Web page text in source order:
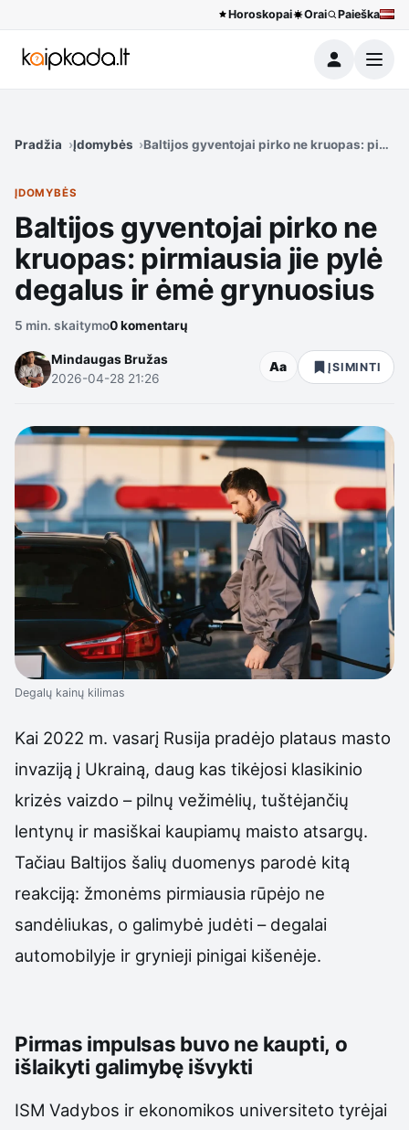
Horoskopai Orai Paieška
Meniu
Pradžia Įdomybės Baltijos gyventojai pirko ne kruopas:
ĮDOMYBĖS
Baltijos gyventojai pirko ne
kruopas: pirmiausia jie pylė
degalus ir ėmė grynuosius
5 min. skaitymo0 komentarų
Mindaugas Bružas
2026-04-28 21:26
Aa ĮSIMINTI
Degalų kainų kilimas
Kai 2022 m. vasarį Rusija pradėjo plataus masto
invaziją į Ukrainą, daug kas tikėjosi klasikinio
krizės vaizdo – pilnų vežimėlių, tuštėjančių
lentynų ir masiškai kaupiamų maisto atsargų.
Tačiau Baltijos šalių duomenys parodė kitą
reakciją: žmonėms pirmiausia rūpėjo ne
sandėliukas, o galimybė judėti – degalai
automobilyje ir grynieji pinigai kišenėje.
Pirmas impulsas buvo ne kaupti, o
išlaikyti galimybę išvykti
ISM Vadybos ir ekonomikos universiteto tyrėjai